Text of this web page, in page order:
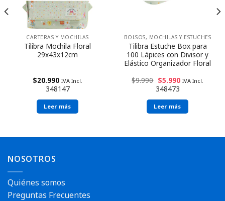
CARTERAS Y MOCHILAS
Tilibra Mochila Floral
29x43x12cm
$20.990 IVA Incl.
348147
Leer más
BOLSOS, MOCHILAS Y ESTUCHES
Tilibra Estuche Box para
100 Lápices con Divisor y
Elástico Organizador Floral
$9.990 $5.990 IVA Incl.
348473
Leer más
NOSOTROS
Quiénes somos
Preguntas Frecuentes